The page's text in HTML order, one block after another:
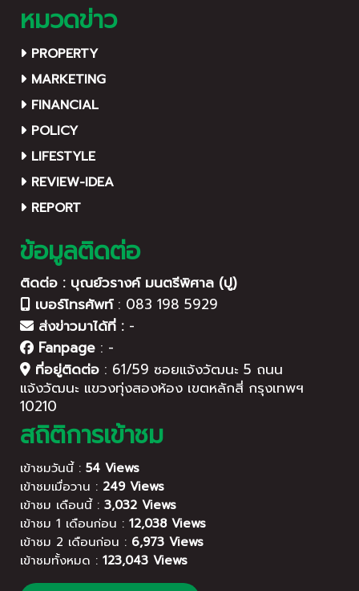
หมวดข่าว
PROPERTY
MARKETING
FINANCIAL
POLICY
LIFESTYLE
REVIEW-IDEA
REPORT
ข้อมูลติดต่อ
ติดต่อ : บุณย์วรางค์ มนตรีพิศาล (ปู)
เบอร์โทรศัพท์: 083 198 5929
ส่งข่าวมาได้ที่ : -
Fanpage : -
ที่อยู่ติดต่อ : 61/59 ซอยแจ้งวัฒนะ 5 ถนน
แจ้งวัฒนะ แขวงทุ่งสองห้อง เขตหลักสี่ กรุงเทพฯ
10210
สถิติการเข้าชม
เข้าชมวันนี้ : 54 Views
เข้าชมเมื่อวาน : 249 Views
เข้าชม เดือนนี้ : 3,032 Views
เข้าชม 1 เดือนก่อน : 12,038 Views
เข้าชม 2 เดือนก่อน : 6,973 Views
เข้าชมทั้งหมด : 123,043 Views